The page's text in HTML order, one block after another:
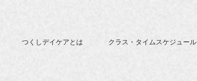
つくしデイケアとは クラス・タイムスケジュール